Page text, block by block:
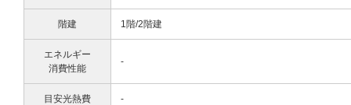
階建 1階/2階建
エネルギー
消費性能
-
目安光熱費 -